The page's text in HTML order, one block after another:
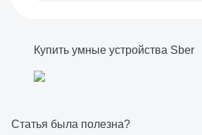
Купить умные устройства Sber
Статья была полезна?